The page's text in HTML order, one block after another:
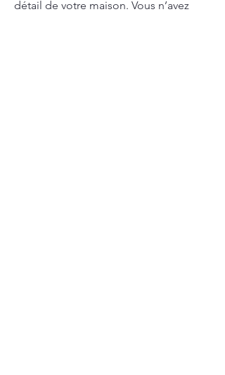
détail de votre maison. Vous n’avez